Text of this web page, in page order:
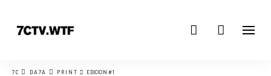
7C DA7A PRINT
EDICIÓN #1